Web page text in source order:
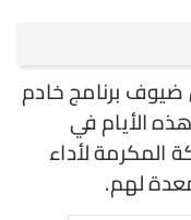
برنامج خادم
الأيام في
المكرمة لأداء
لهم.